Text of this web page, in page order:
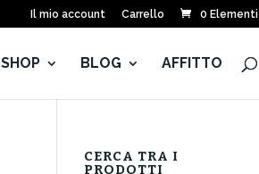
Il mio account Carrello 0 Elementi
SHOP BLOG AFFITTO
CERCA TRA I
PRODOTTI